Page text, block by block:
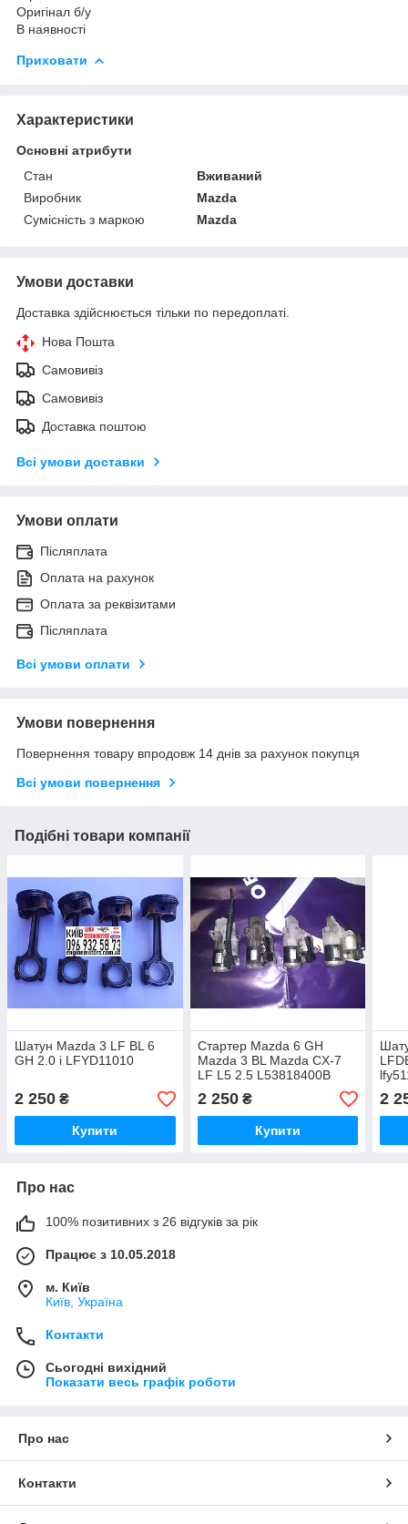
Оригінал б/у
В наявності
Приховати
Характеристики
Основні атрибути
Стан
Вживаний
Виробник
Mazda
Сумісність з маркою
Mazda
Умови доставки
Доставка здійснюється тільки по передоплаті.
Нова Пошта
Самовивіз
Самовивіз
Доставка поштою
Всі умови доставки
Умови оплати
Післяплата
Оплата на рахунок
Оплата за реквізитами
Післяплата
Всі умови оплати
Умови повернення
Повернення товару впродовж 14 днів за рахунок покупця
Всі умови повернення
Подібні товари компанії
Шатун Mazda 3 LF BL 6
GH 2.0 i LFYD11010
2 250 ₴
Купити
Стартер Mazda 6 GH
Mazda 3 BL Mazda CX-7
LF L5 2.5 L53818400B
M000T3727
2 250₴
Купити
2
Про нас
100% позитивних з 26 відгуків за рік
Працює з 10.05.2018
м. Київ
Київ, Україна
Контакти
Сьогодні вихідний
Показати весь графік роботи
Про нас
Контакти